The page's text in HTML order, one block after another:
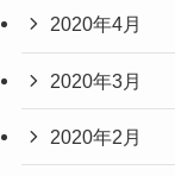
2020年4月
2020年3月
2020年2月